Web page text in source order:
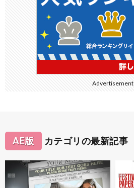
Advertisement
AE版 カテゴリの最新記事